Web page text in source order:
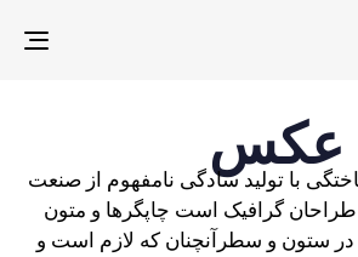
عکس
با تولید سادگی نامفهوم از صنعت
طراحان گرافیک است چاپگرها و متون
در ستون و سطرآنچنان که لازم است و